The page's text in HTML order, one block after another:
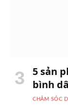
5 sản
bình
CHĂM SÓC